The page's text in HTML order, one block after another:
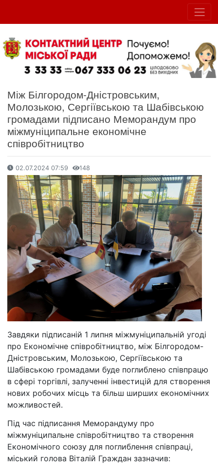
Між Білгородом-Дністровським,
Молозькою, Сергіївською та Шабівською
громадами підписано Меморандум про
міжмуніципальне економічне
співробітництво
02.07.2024 07:59 148
Завдяки підписаній 1 липня міжмуніципальній угоді
про Економічне співробітництво, між Білгородом-
Дністровським, Молозькою, Сергіївською та
Шабівською громадами буде поглиблено співпрацю
в сфері торгівлі, залученні інвестицій для створення
нових робочих місць та більш ширших економічних
можливостей.
Під час підписання Меморандуму про
міжмуніципальне співробітництво та створення
Економічного союзу для поглиблення співпраці,
міський голова Віталій Граждан зазначив: